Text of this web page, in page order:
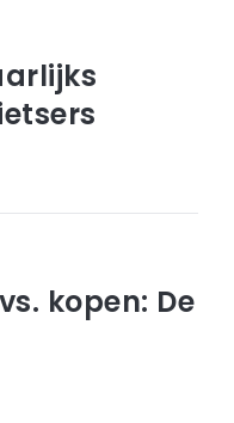
kopen: De